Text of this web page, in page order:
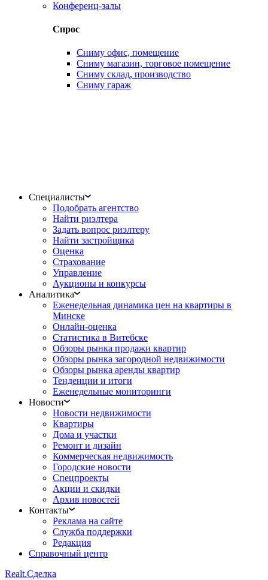
Конференц-залы
Спрос
Сниму офис, помещение
Сниму магазин, торговое помещение
Сниму склад, производство
Сниму гараж
Специалисты
Подобрать агентство
Найти риэлтера
Задать вопрос риэлтеру
Найти застройщика
Оценка
Страхование
Управление
Аукционы и конкурсы
Аналитика
Еженедельная динамика цен на квартиры в
Минске
Онлайн-оценка
Статистика в Витебске
Обзоры рынка продажи квартир
Обзоры рынка загородной недвижимости
Обзоры рынка аренды квартир
Тенденции и итоги
Еженедельные мониторинги
Новости
Новости недвижимости
Квартиры
Дома и участки
Ремонт и дизайн
Коммерческая недвижимость
Городские новости
Спецпроекты
Акции и скидки
Архив новостей
Контакты
Реклама на сайте
Служба поддержки
Редакция
Справочный центр
Realt.Сделка